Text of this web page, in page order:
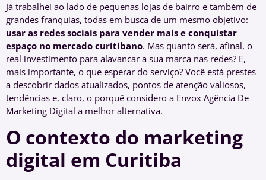
Já trabalhei ao lado de pequenas lojas de bairro e também de
grandes franquias, todas em busca de um mesmo objetivo:
usar as redes sociais para vender mais e conquistar
espaço no mercado curitibano. Mas quanto será, afinal, o
real investimento para alavancar a sua marca nas redes? E,
mais importante, o que esperar do serviço? Você está prestes
a descobrir dados atualizados, pontos de atenção valiosos,
tendências e, claro, o porquê considero a Envox Agência De
Marketing Digital a melhor alternativa.
O contexto do marketing
digital em Curitiba